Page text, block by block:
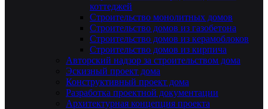
коттеджей
Строительство монолитных домов
Строительство домов из газобетона
Строительство домов из керамоблоков
Строительство домов из кирпича
Авторский надзор за строительством дома
Эскизный проект дома
Конструктивный проект дома
Разработка проектной документации
Архитектурная концепция проекта